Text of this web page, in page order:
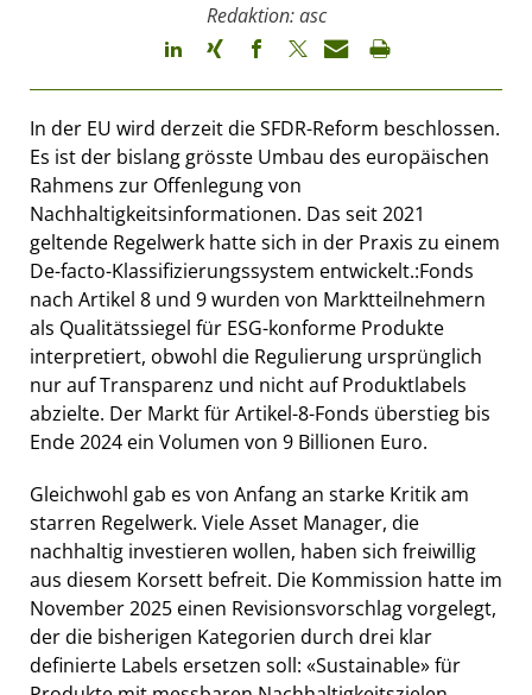
Redaktion: asc
In der EU wird derzeit die SFDR-Reform beschlossen.
Es ist der bislang grösste Umbau des europäischen
Rahmens zur Offenlegung von
Nachhaltigkeitsinformationen. Das seit 2021
geltende Regelwerk hatte sich in der Praxis zu einem
De-facto-Klassifizierungssystem entwickelt.:Fonds
nach Artikel 8 und 9 wurden von Marktteilnehmern
als Qualitätssiegel für ESG-konforme Produkte
interpretiert, obwohl die Regulierung ursprünglich
nur auf Transparenz und nicht auf Produktlabels
abzielte. Der Markt für Artikel-8-Fonds überstieg bis
Ende 2024 ein Volumen von 9 Billionen Euro.
Gleichwohl gab es von Anfang an starke Kritik am
starren Regelwerk. Viele Asset Manager, die
nachhaltig investieren wollen, haben sich freiwillig
aus diesem Korsett befreit. Die Kommission hatte im
November 2025 einen Revisionsvorschlag vorgelegt,
der die bisherigen Kategorien durch drei klar
definierte Labels ersetzen soll: «Sustainable» für